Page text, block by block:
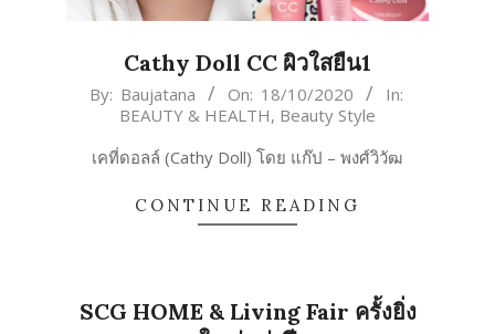
Cathy Doll CC ผิวใสยืน1
2020-
By: Baujatana On: 18/10/2020
In:
BEAUTY & HEALTH, Beauty Style
เคที่ดอลล์ (Cathy Doll) โดย แก๊ป – พงศ์วิวัฒ
CONTINUE READING
SCG HOME & Living Fair ครั้งยิ่ง